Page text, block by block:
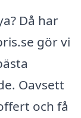
Då har
gör vi
Oavsett
och få